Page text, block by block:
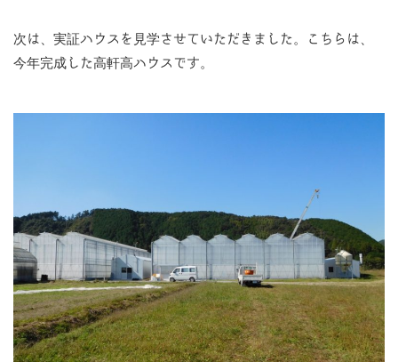
次は、実証ハウスを見学させていただきました。こちらは、
今年完成した高軒高ハウスです。